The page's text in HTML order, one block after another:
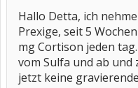
Hallo Detta, ich
Prexige, seit 5
mg Cortison jeden
vom Sulfa und ab und
jetzt keine